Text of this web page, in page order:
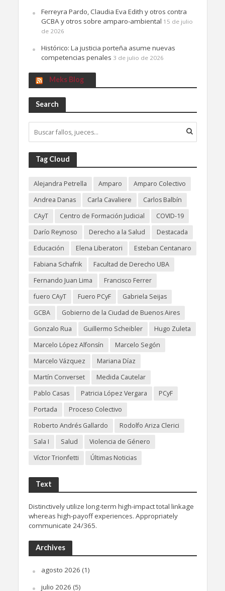
Ferreyra Pardo, Claudia Eva Edith y otros contra
GCBA y otros sobre amparo-ambiental 15 de julio
de 2026
Histórico: La justicia porteña asume nuevas
competencias penales 3 de julio de 2026
Meks Blog
Search
Tag Cloud
Alejandra Petrella Amparo
Amparo Colectivo
Andrea Danas
Carla Cavaliere
Carlos Balbín
CAyT
Centro de Formación Judicial
COVID-19
Darío Reynoso
Derecho a la Salud
Destacada
Educación
Elena Liberatori
Esteban Centanaro
Fabiana Schafrik
Facultad de Derecho UBA
Fernando Juan Lima
Francisco Ferrer
fuero CAyT
Fuero PCyF
Gabriela Seijas
GCBA
Gobierno de la Ciudad de Buenos Aires
Gonzalo Rua
Guillermo Scheibler
Hugo Zuleta
Marcelo López Alfonsín
Marcelo Segón
Marcelo Vázquez
Mariana Díaz
Martín Converset
Medida Cautelar
Pablo Casas
Patricia López Vergara
PCyF
Portada
Proceso Colectivo
Roberto Andrés Gallardo
Rodolfo Ariza Clerici
Sala I
Salud
Violencia de Género
Víctor Trionfetti
Últimas Noticias
Text
Distinctively utilize long-term high-impact total linkage
whereas high-payoff experiences. Appropriately
communicate 24/365.
Archives
agosto 2026 (1)
julio 2026 (5)